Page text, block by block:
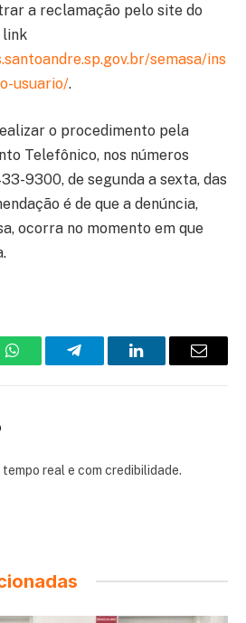
a reclamação pelo site do
link
semasa/ins
usuario/.
o procedimento pela
Telefônico, nos números
9300, de segunda a sexta, das
é de que a denúncia,
ocorra no momento em que
WhatsAppTelegramLinkedInEmail
tempo real e com credibilidade.